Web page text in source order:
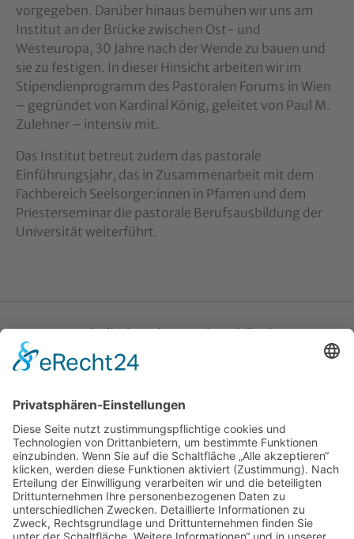
vorgegeben. Darüber hinaus bemühen wir uns am
Institut an der Brücke zwischen Ost- und
Westeuropa, 30 Jahre nach der Wende zu bauen und
sie zu festigen. In dieser Hinsicht arbeiten wir im
Stipendienprogramm des Pastoralen Forums in Wien
– gegründet von Kardinal König, geleitet von Paul M.
Zulehner – intensiv mit.
Das Institut betreut zudem das pastorale
Einführungsjahr, das in Zusammenarbeit mit dem
Fachbereich Seelsorger:innen in Pfarren und dem
Priesterseminar die pastorale Berufsausbildung der
Universität weiterführt.
Katholische Privat-Universität Linz
Bethlehemstraße 20
T:+43 732 / 784293
E:office[at]ku-linz.at